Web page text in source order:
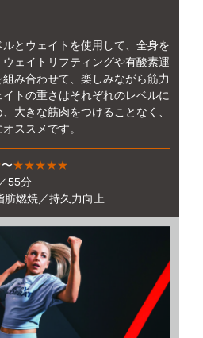
とウェイトを使用して、全身を
ェイトリフティングや有酸素運
み合わせて、楽しみながら筋力
トの重さはそれぞれのレベルに
大きな筋肉をつけることなく、
ススメです。
〜★★★★★
55分
肪燃焼／持久力向上